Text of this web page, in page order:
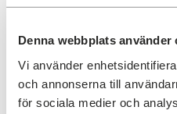
Denna webbplats använder
Vi använder
och annonserna till
för sociala medier och
Tidstypiska färgval